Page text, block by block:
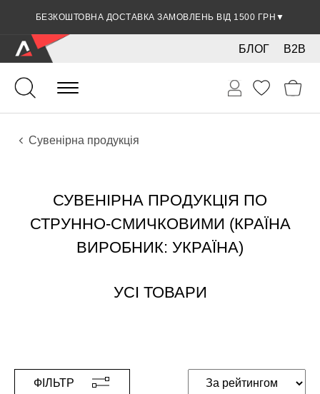
БЕЗКОШТОВНА ДОСТАВКА ЗАМОВЛЕНЬ ВІД 1500 ГРН ▼
B2B
БЛОГ
Струнно-смичкові
Аксесуари
Сувенірна продукція
СУВЕНІРНА ПРОДУКЦІЯ ПО
СТРУННО-СМИЧКОВИМИ (КРАЇНА
ВИРОБНИК: УКРАЇНА)
УСІ ТОВАРИ
ФІЛЬТР